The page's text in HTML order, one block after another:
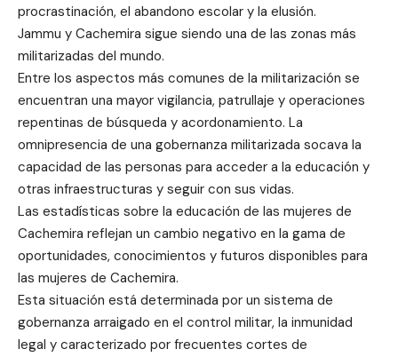
procrastinación, el abandono escolar y la elusión.
Jammu y Cachemira sigue siendo una de las zonas más
militarizadas del mundo.
Entre los aspectos más comunes de la militarización se
encuentran una mayor vigilancia, patrullaje y operaciones
repentinas de búsqueda y acordonamiento. La
omnipresencia de una gobernanza militarizada socava la
capacidad de las personas para acceder a la educación y
otras infraestructuras y seguir con sus vidas.
Las estadísticas sobre la educación de las mujeres de
Cachemira reflejan un cambio negativo en la gama de
oportunidades, conocimientos y futuros disponibles para
las mujeres de Cachemira.
Esta situación está determinada por un sistema de
gobernanza arraigado en el control militar, la inmunidad
legal y caracterizado por frecuentes cortes de